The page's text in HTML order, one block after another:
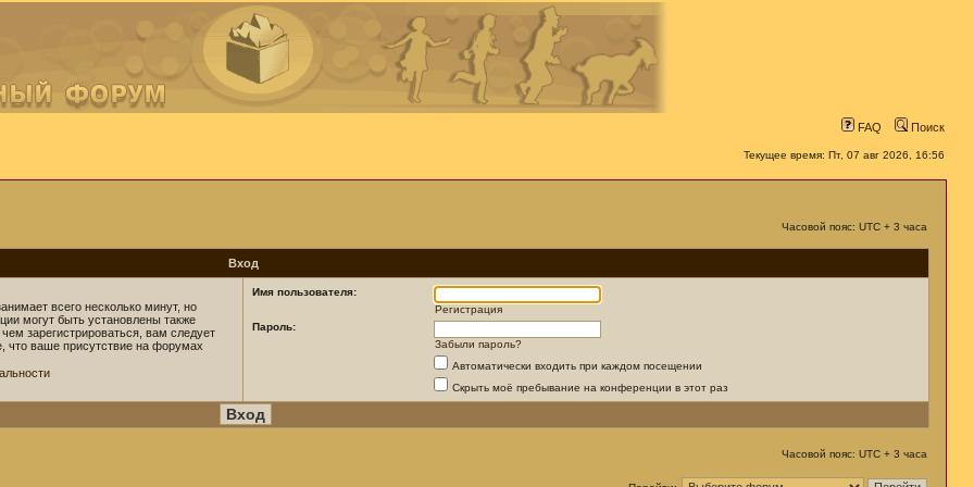
FAQ Поиск
Текущее время: Пт, 07 авг 2026, 16:56
Часовой пояс: UTC + 3 часа
Вход
всего несколько минут, но
могут быть установлены также
зарегистрироваться, вам следует
что ваше присутствие на форумах
Имя пользователя:
Регистрация
Пароль:
Забыли пароль?
Автоматически входить при каждом посещении
Скрыть моё пребывание на конференции в этот раз
Часовой пояс: UTC + 3 часа